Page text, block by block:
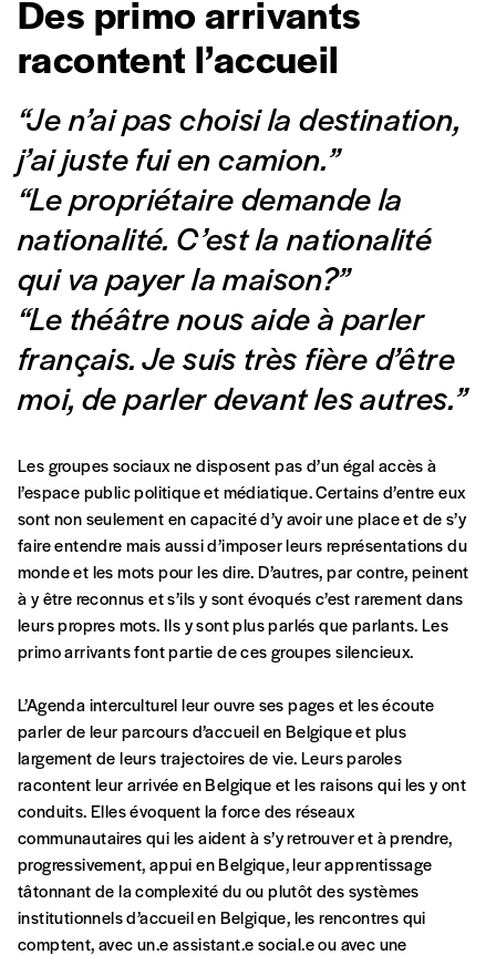
Des primo arrivants
racontent l’accueil
“Je n’ai pas choisi la destination,
j’ai juste fui en camion.”
“Le propriétaire demande la
nationalité. C’est la nationalité
qui va payer la maison?”
“Le théâtre nous aide à parler
français. Je suis très fière d’être
moi, de parler devant les autres.”
Se connecter
CONNEXION
Mot de passe oublié?
Créer un
compte
Formulaire de
commande
l’interculturel,vous est proposé àPRIX LIBRE.
Le prix libre est un mode de fixation du prix
par l’acheteur d’un bien ou d’un service, qui
peut être une manière pour lui de payer le prix
qu’il estime juste. Dans l’objectif de rendre nos
activités et publications accessibles, et
d’affirmer notre attachement aux valeurs de
solidarité, nous vous proposons d’estimer
Cette valeur peut donc être inférieure, égale
ou supérieure au prix indicatif. De cette
manière, vous soutenez le travail de l’équipe
de rédaction selon vos moyens et vos
motivations.
En pratique
Vous vous abonnez pour l’année civile en
cours ou vous commandez au numéro.
Les groupes sociaux ne disposent pas d’un égal accès à
l’espace public politique et médiatique. Certains d’entre eux
sont non seulement en capacité d’y avoir une place et de s’y
faire entendre mais aussi d’imposer leurs représentations du
monde et les mots pour les dire. D’autres, par contre, peinent
à y être reconnus et s’ils y sont évoqués c’est rarement dans
leurs propres mots. Ils y sont plus parlés que parlants. Les
primo arrivants font partie de ces groupes silencieux.
L’Agenda interculturel leur ouvre ses pages et les écoute
parler de leur parcours d’accueil en Belgique et plus
largement de leurs trajectoires de vie. Leurs paroles
racontent leur arrivée en Belgique et les raisons qui les y ont
conduits. Elles évoquent la force des réseaux
communautaires qui les aident à s’y retrouver et à prendre,
progressivement, appui en Belgique, leur apprentissage
tâtonnant de la complexité du ou plutôt des systèmes
institutionnels d’accueil en Belgique, les rencontres qui
comptent, avec un.e assistant.e social.e ou avec une